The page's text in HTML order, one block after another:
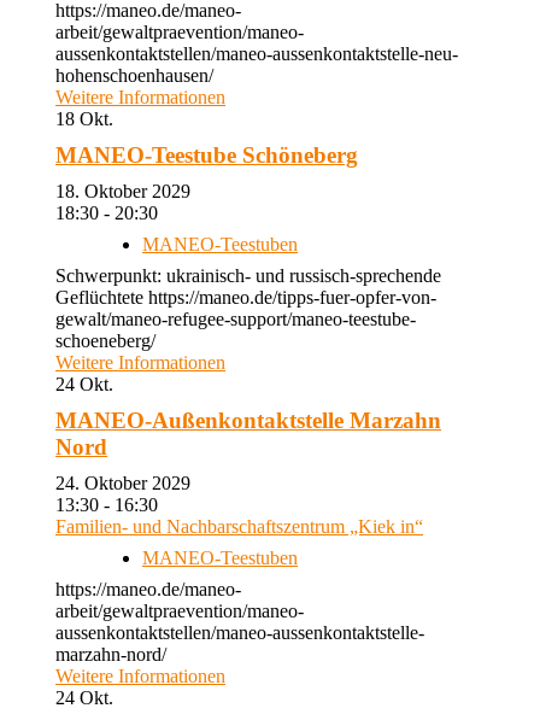
https://maneo.de/maneo-
arbeit/gewaltpraevention/maneo-
aussenkontaktstellen/maneo-aussenkontaktstelle-neu-
hohenschoenhausen/
Weitere Informationen
18 Okt.
MANEO-Teestube Schöneberg
18. Oktober 2029
18:30 - 20:30
MANEO-Teestuben
Schwerpunkt: ukrainisch- und russisch-sprechende
Geflüchtete https://maneo.de/tipps-fuer-opfer-von-
gewalt/maneo-refugee-support/maneo-teestube-
schoeneberg/
Weitere Informationen
24 Okt.
MANEO-Außenkontaktstelle Marzahn
Nord
24. Oktober 2029
13:30 - 16:30
Familien- und Nachbarschaftszentrum „Kiek in“
MANEO-Teestuben
https://maneo.de/maneo-
arbeit/gewaltpraevention/maneo-
aussenkontaktstellen/maneo-aussenkontaktstelle-
marzahn-nord/
Weitere Informationen
24 Okt.